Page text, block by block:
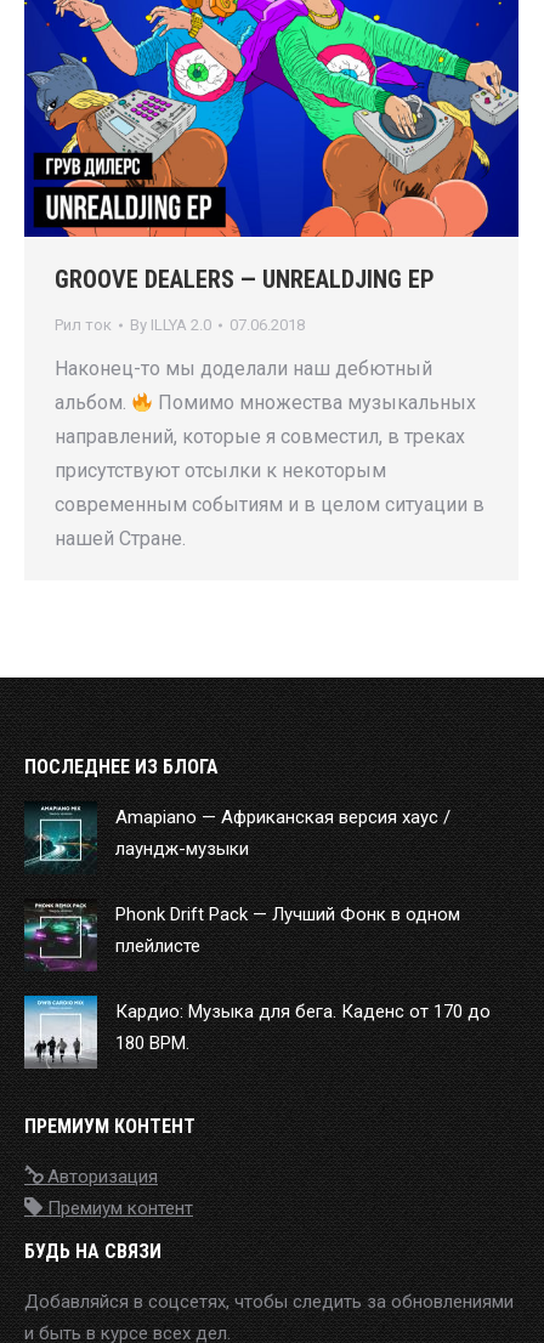
GROOVE DEALERS — UNREALDJING EP
Рил ток By ILLYA 2.0 07.06.2018
Наконец-то мы доделали наш дебютный
альбом.
Помимо множества музыкальных
направлений, которые я совместил, в треках
присутствуют отсылки к некоторым
современным событиям и в целом ситуации в
нашей Стране.
ПОСЛЕДНЕЕ ИЗ БЛОГА
Amapiano — Африканская версия хаус /
лаундж-музыки
Phonk Drift Pack — Лучший Фонк в одном
плейлисте
Кардио: Музыка для бега. Каденс от 170 до
180 BPM.
ПРЕМИУМ КОНТЕНТ
Авторизация
Премиум контент
БУДЬ НА СВЯЗИ
Добавляйся в соцсетях, чтобы следить за обновлениями
и быть в курсе всех дел.